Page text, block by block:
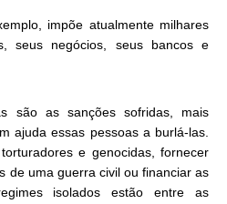
impõe atualmente milhares
seus negócios, seus bancos e
são as sanções sofridas, mais
ajuda essas pessoas a burlá-las.
e genocidas, fornecer
de uma guerra civil ou financiar as
isolados estão entre as